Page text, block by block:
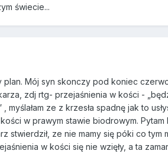
świecie...
plan. Mój syn skonczy pod koniec
zdj rtg- przejaśnienia w kości -
ze z krzesła spadnę jak to
w prawym stawie biodrowym.
stwierdził, ze nie mamy się póki co tym
w kości się nie wzięły, a ta